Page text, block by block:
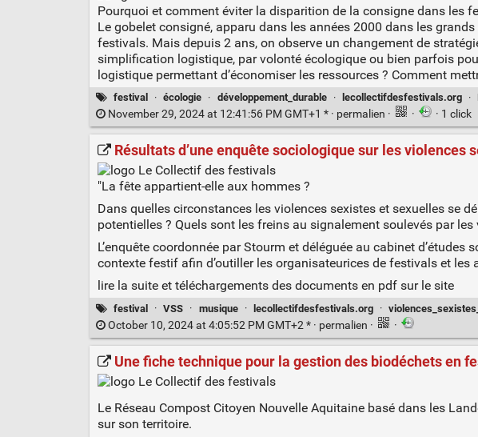
Pourquoi et comment éviter la disparition de la consigne dans les
Le gobelet consigné, apparu dans les années 2000 dans les
festivals. Mais depuis 2 ans, on observe un changement de
simplification logistique, par volonté écologique ou bien parfois
logistique permettant d’économiser les ressources ? Comment
festival · écologie · développement_durable · lecollectifdesfestivals.org ·
November 29, 2024 at 12:41:56 PM GMT+1 * · permalien · · · 1 click
Résultats d’une enquête sociologique sur les
"La fête appartient-elle aux hommes ?
Dans quelles circonstances les violences sexistes et sexuelles se
potentielles ? Quels sont les freins au signalement soulevés par
L’enquête coordonnée par Stourm et déléguée au cabinet
contexte festif afin d’outiller les organisateurices de festivals et
lire la suite et téléchargements des documents en pdf sur le site
festival · VSS · musique · lecollectifdesfestivals.org ·
October 10, 2024 at 4:05:52 PM GMT+2 * · permalien · ·
Une fiche technique pour la gestion des biodéchets en
Le Réseau Compost Citoyen Nouvelle Aquitaine basé dans les
sur son territoire.